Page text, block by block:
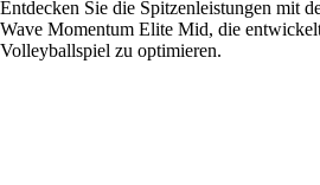
Entdecken Sie die Spitzenleistungen mit
Wave Momentum Elite Mid, die
Volleyballspiel zu optimieren.